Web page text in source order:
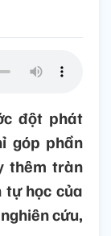
đột phát
góp phần
thêm tràn
tự học của
cứu,